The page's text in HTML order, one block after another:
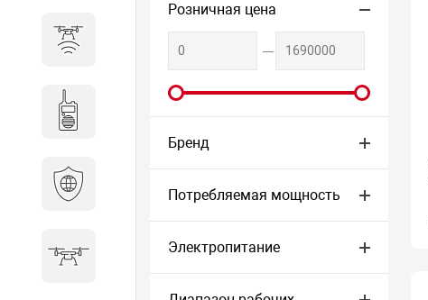
Розничная цена
Бренд
Потребляемая мощность
Электропитание